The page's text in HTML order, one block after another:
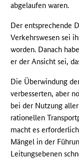
abgelaufen waren.
Der entsprechende
Verkehrswesen sei
worden. Danach
er der Ansicht sei,
Die Überwindung
verbesserten, aber
bei der Nutzung
rationellen
macht es
Mängel in der
Leitungsebenen